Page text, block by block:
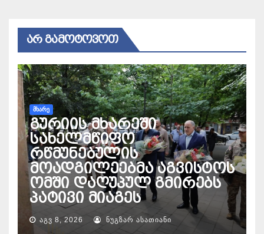
ᲐᲠ ᲒᲐᲛᲝᲢᲝᲕᲝᲗ
ᲛᲮᲐᲠᲔ
გურიის მხარეში
სახელმწიფო
რწმუნებულის
მოადგილეებმა აგვისტოს
ომში დაღუპულ გმირებს
პატივი მიაგეს
ᲐᲒᲕ 8, 2026 ᲜᲣᲒᲖᲐᲠ ᲐᲡᲐᲗᲘᲐᲜᲘ